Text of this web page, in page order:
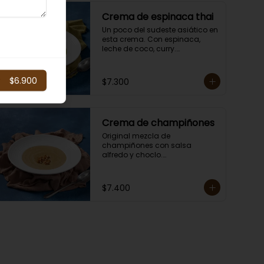
Crema de espinaca thai
Un poco del sudeste asiático en
esta crema. Con espinaca,
leche de coco, curry.
servir de 400 grs.
$7.300
Crema de champiñones
Original mezcla de
champiñones con salsa
alfredo y choclo.
encuentras CONGELADA.
$7.400
$6.900